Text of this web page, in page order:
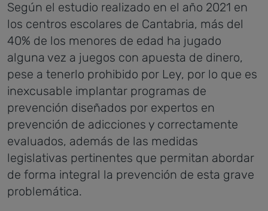
Según el estudio realizado en el año 2021 en
los centros escolares de Cantabria, más del
40% de los menores de edad ha jugado
alguna vez a juegos con apuesta de dinero,
pese a tenerlo prohibido por Ley, por lo que es
inexcusable implantar programas de
prevención diseñados por expertos en
prevención de adicciones y correctamente
evaluados, además de las medidas
legislativas pertinentes que permitan abordar
de forma integral la prevención de esta grave
problemática.